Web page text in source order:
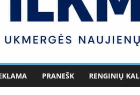
PRANEŠK RENGINIŲ